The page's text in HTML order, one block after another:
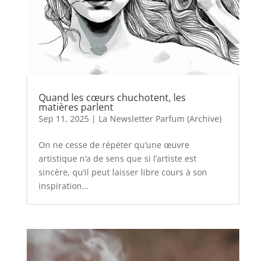
Quand les cœurs chuchotent, les
matières parlent
Sep 11, 2025| La Newsletter Parfum (Archive)
On ne cesse de répéter qu’une œuvre
artistique n’a de sens que si l’artiste est
sincère, qu’il peut laisser libre cours à son
inspiration…